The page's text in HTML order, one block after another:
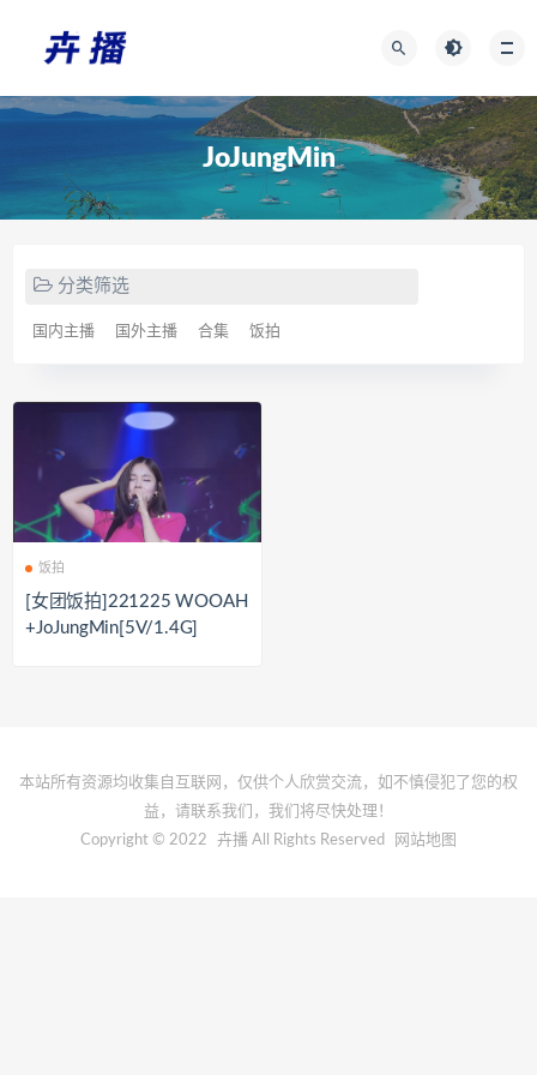
JoJungMin
分类筛选
国内主播 国外主播 合集 饭拍
饭拍
[女团饭拍]221225 WOOAH
+JoJungMin[5V/1.4G]
本站所有资源均收集自互联网，仅供个人欣赏交流，如不慎侵犯了您的权
益，请联系我们，我们将尽快处理！
Copyright © 2022
卉播 All Rights Reserved 网站地图